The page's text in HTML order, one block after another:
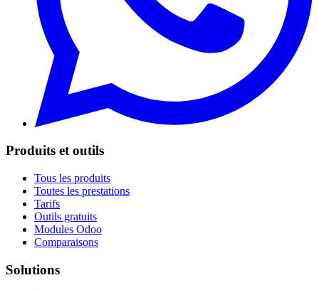
Produits et outils
Tous les produits
Toutes les prestations
Tarifs
Outils gratuits
Modules Odoo
Comparaisons
Solutions